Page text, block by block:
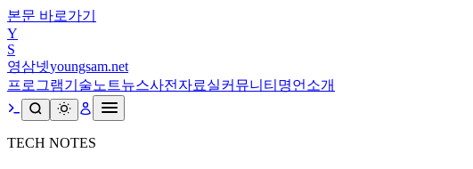
본문 바로가기
Y
S
영삼넷youngsam.net
프로그램기술노트뉴스사전 자료실커뮤니티 명언 소개
TECH NOTES